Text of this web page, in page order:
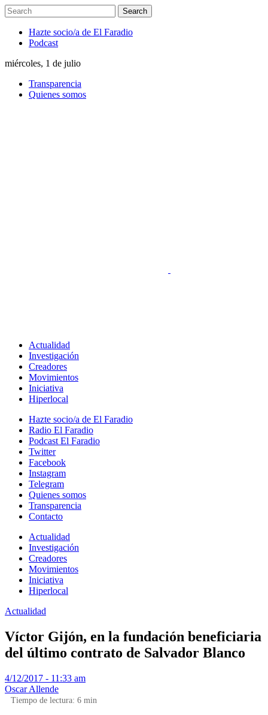
Hazte socio/a de El Faradio
Podcast
miércoles, 1 de julio
Transparencia
Quienes somos
Actualidad
Investigación
Creadores
Movimientos
Iniciativa
Hiperlocal
Hazte socio/a de El Faradio
Radio El Faradio
Podcast El Faradio
Twitter
Facebook
Instagram
Telegram
Quienes somos
Transparencia
Contacto
Actualidad
Investigación
Creadores
Movimientos
Iniciativa
Hiperlocal
Actualidad
Víctor Gijón, en la fundación beneficiaria
del último contrato de Salvador Blanco
4/12/2017 - 11:33 am
Oscar Allende
Tiempo de lectura: 6 min